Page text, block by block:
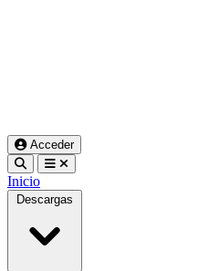
Acceder
Inicio
Descargas